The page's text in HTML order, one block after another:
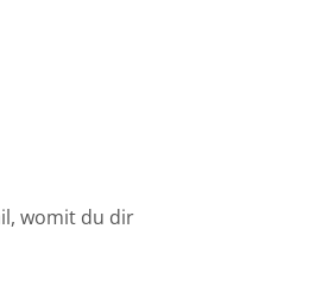
womit du dir